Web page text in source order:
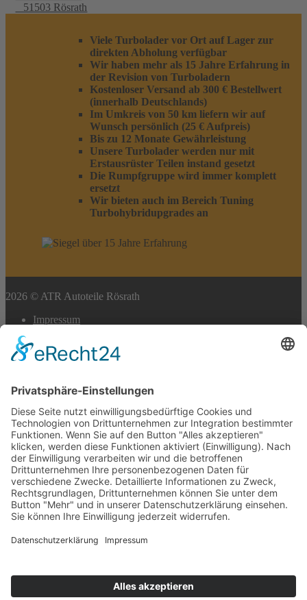
51503 Rösrath
Viele Turbolader vor Ort auf Lager zur
direkten Abholung verfügbar
Wir haben mehr als 15 Jahre Erfahrung in
der Revision von Turboladern
Kostenloser Versand ab 300 € Bestellwert
(innerhalb Deutschlands)
Im Umkreis von 50 km liefern wir auf
Wunsch persönlich (25 € Aufpreis)
Bis zu 12 Monate Gewährleistung
Unsere Turbolader werden nur mit
Erstausrüster Teilen instand gesetzt
Die Rumpfgruppe wird immer komplett
ersetzt
Wir bieten auch im Bereich Tuning
Turbohybridupgrades an
2026 © ATR Autoteile Rösrath
Impressum
Cookie-Einstellungen
to
top